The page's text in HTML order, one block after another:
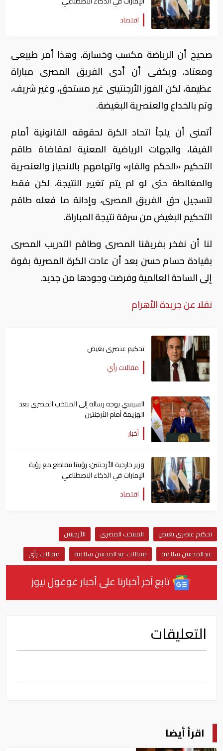
اقتصاد
صحيح أن الرياضة مكسب وخسارة، وهذا أمر طبيعى
ومعتاد، ويكفى أن أدى الفريق المصرى مباراة
عظيمة، لكن الفوز الأرجنتينى غير مستحق، وغير شريف،
وتم بالخداع والعنصرية البغيضة.
أتمنى أن يلجأ اتحاد الكرة لحقوقه القانونية أمام
الفيفا، والجهات الرياضية المعنية لمقاضاة طاقم
التحكيم «الحكم والفار» واتهامهم بالانحياز والعنصرية
والمغالطة حتى لو لم يتم تغيير النتيجة، لكن فقط
لتسجيل حق الفريق المصرى، وإدانة ما فعله طاقم
التحكيم البغيض من سرقة نتيجة المباراة.
لنا أن نفخر بفريقنا المصرى وطاقم التدريب المصرى
بقيادة حسام حسن بعد أن عادت الكرة المصرية بقوة
إلى الساحة العالمية وفرضت وجودها من جديد.
نقلا عن جريدة الأهرام
تحكيم عنصرى بغيض
مقالات رأي
السيسي يوجه رسالة إلى المنتخب المصري بعد
الهزيمة أمام الأرجنتين
أخبار
وزير خارجية الأرجنتين: رؤيتنا تتقاطع مع رؤية
الإمارات في الذكاء الاصطناعي
اقتصاد
تحكيم عنصرى بغيض المنتخب المصرى
الأرجنتين
عبدالمحسن سلامة
مقالات عبدالمحسن سلامة مقالات رأي
تابع آخر أخبارنا على أخبار غوغول نيوز
التعليقات
اقرأ أيضا